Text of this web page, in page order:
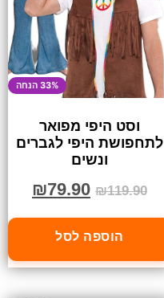
33% הנחה
וסט היפי מפואר
לתחפושת היפי לגברים
ונשים
₪119.90
₪79.90
הוספה לסל